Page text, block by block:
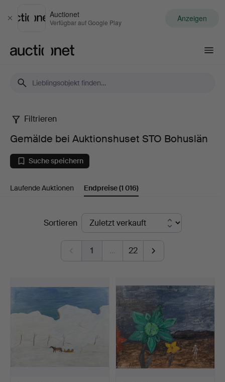
Schließen
Auctionet
Verfügbar auf Google Play Anzeigen
Gemälde
bei
Auktionshuset
STO
Bohuslän
Filtrieren
Gemälde bei Auktionshuset STO Bohuslän
Suche speichern
Laufende Auktionen Endpreise(1 016)
EndpreiseSortieren
1 … 22